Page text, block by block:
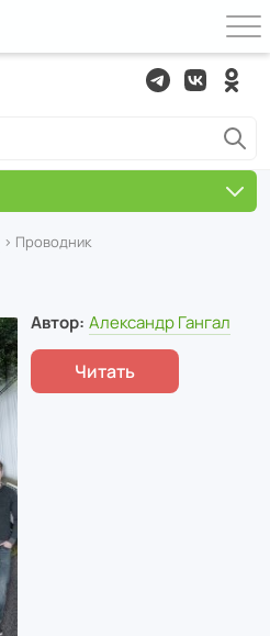
› Проводник
Автор: Александр Гангал
Читать